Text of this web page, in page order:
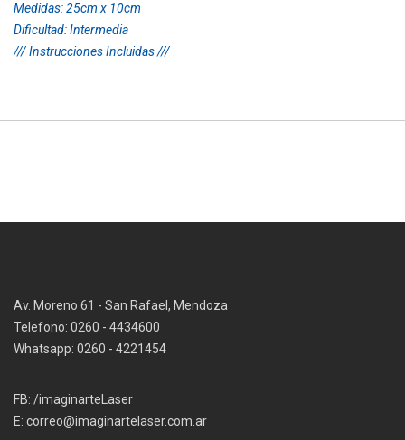
Medidas: 25cm x 10cm
Dificultad: Intermedia
/// Instrucciones Incluidas ///
Av. Moreno 61 - San Rafael, Mendoza
Telefono: 0260 - 4434600
Whatsapp: 0260 - 4221454
FB: /imaginarteLaser
E: correo@imaginartelaser.com.ar